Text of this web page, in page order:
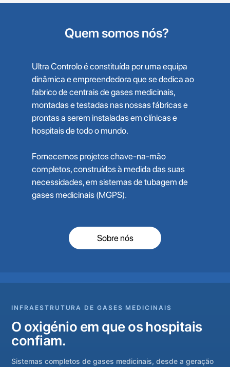
Quem somos nós?
Ultra Controlo é constituída por uma equipa
dinâmica e empreendedora que se dedica ao
fabrico de centrais de gases medicinais,
montadas e testadas nas nossas fábricas e
prontas a serem instaladas em clínicas e
hospitais de todo o mundo.
Fornecemos projetos chave-na-mão
completos, construídos à medida das suas
necessidades, em sistemas de tubagem de
gases medicinais (MGPS).
Sobre nós
INFRAESTRUTURA DE GASES MEDICINAIS
O oxigénio em que os hospitais
confiam.
Sistemas completos de gases medicinais, desde a geração